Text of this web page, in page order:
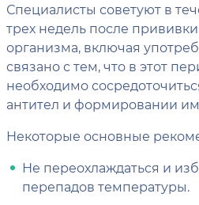
Специалисты советуют в
трех недель после
организма, включая
связано с тем, что в этот
необходимо
антител и формировании
Некоторые основные
Не переохлаждаться и
перепадов температуры.